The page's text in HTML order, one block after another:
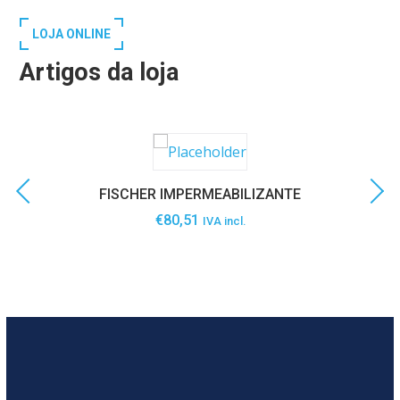
LOJA ONLINE
Artigos da loja
FISCHER IMPERMEABILIZANTE
€80,51 IVA incl.
SABER MAIS